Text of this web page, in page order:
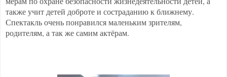
также учит детей доброте и состраданию к ближнему.
Спектакль очень понравился маленьким зрителям,
родителям, а так же самим актёрам.